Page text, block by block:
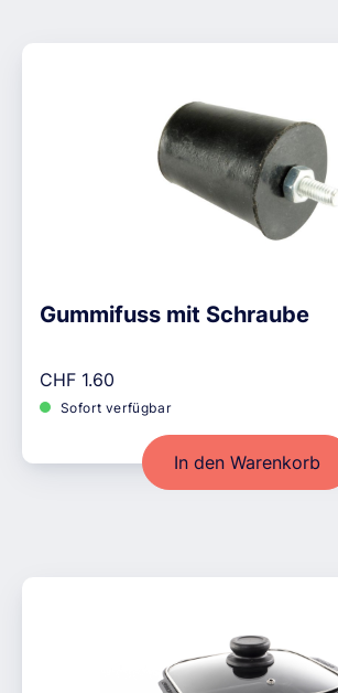
Gummifuss mit Schraube
Regulärer Preis:
CHF 1.60
Sofort verfügbar
In den Warenkorb